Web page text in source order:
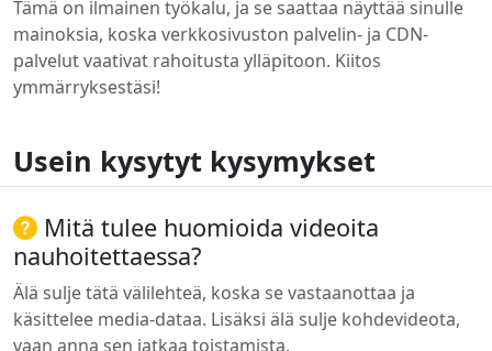
Tämä on ilmainen työkalu, ja se saattaa näyttää sinulle
mainoksia, koska verkkosivuston palvelin- ja CDN-
palvelut vaativat rahoitusta ylläpitoon. Kiitos
ymmärryksestäsi!
Usein kysytyt kysymykset
Mitä tulee huomioida videoita
nauhoitettaessa?
Älä sulje tätä välilehteä, koska se vastaanottaa ja
käsittelee media-dataa. Lisäksi älä sulje kohdevideota,
vaan anna sen jatkaa toistamista.